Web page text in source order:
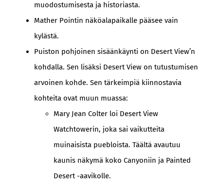
muodostumisesta ja historiasta.
Mather Pointin näköalapaikalle pääsee vain
kylästä.
Puiston pohjoinen sisäänkäynti on Desert View’n
kohdalla. Sen lisäksi Desert View on tutustumisen
arvoinen kohde. Sen tärkeimpiä kiinnostavia
kohteita ovat muun muassa:
Mary Jean Colter loi Desert View
Watchtowerin, joka sai vaikutteita
muinaisista puebloista. Täältä avautuu
kaunis näkymä koko Canyoniin ja Painted
Desert -aavikolle.